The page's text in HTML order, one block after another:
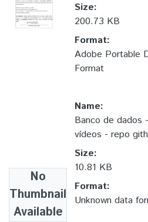
Size:
200.73 KB
Format:
Adobe Portable
Format
No
Thumbnail
Available
Name:
Banco de dados
vídeos - repo
Size:
10.81 KB
Format:
Unknown data